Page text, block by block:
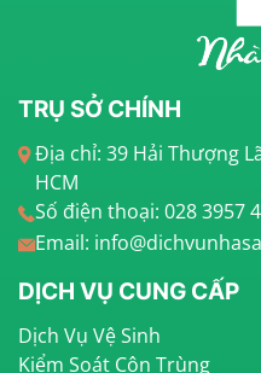
TRỤ SỞ CHÍNH
Địa chỉ: 39 Hải Thượng
HCM
Số điện thoại: 028 3957
Email:
DỊCH VỤ CUNG CẤP
Dịch Vụ Vệ Sinh
Kiểm Soát Côn Trùng